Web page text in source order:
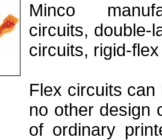
Minco
circuits, double-
circuits, rigid-
Flex circuits
no other design
of ordinary